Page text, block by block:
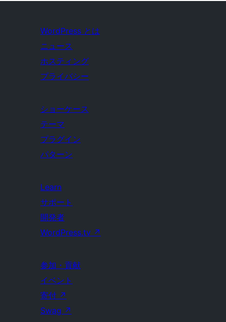
WordPress とは
ニュース
ホスティング
プライバシー
ショーケース
テーマ
プラグイン
パターン
Learn
サポート
開発者
WordPress.tv ↗
参加・貢献
イベント
寄付 ↗
Swag ↗